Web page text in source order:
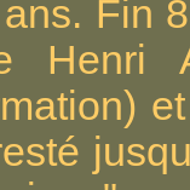
Fin
Henri